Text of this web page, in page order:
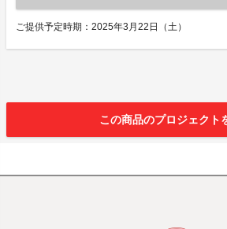
ご提供予定時期：2025年3月22日（土）
この商品のプロジェクト